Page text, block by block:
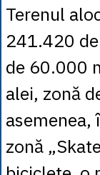
Terenul
241.420
de 60.000
alei, zonă
asemenea,
zonă